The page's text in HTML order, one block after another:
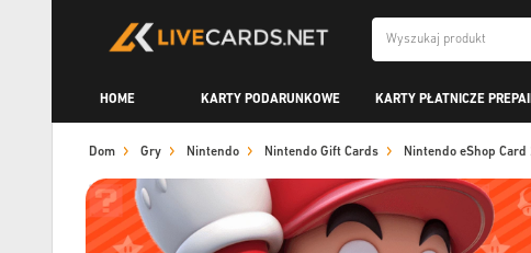
HOME KARTY PODARUNKOWE KARTY PŁATNICZE
Dom Gry Nintendo Nintendo Gift Cards Nintendo eShop Card